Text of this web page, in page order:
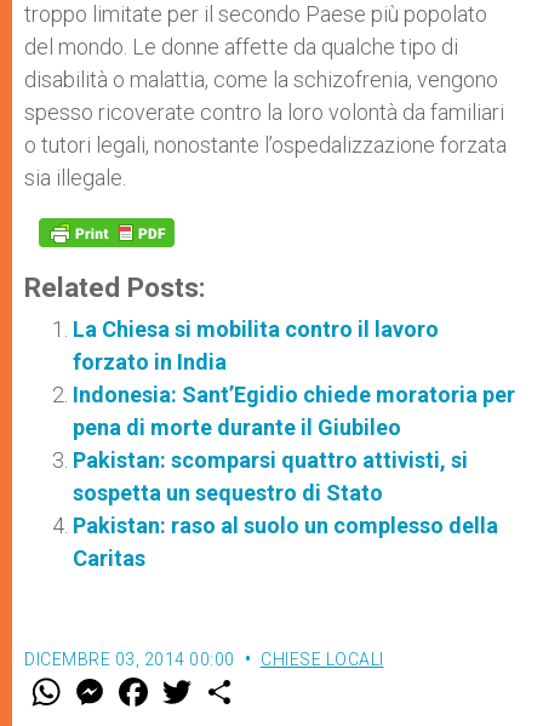
troppo limitate per il secondo Paese più popolato
del mondo. Le donne affette da qualche tipo di
disabilità o malattia, come la schizofrenia, vengono
spesso ricoverate contro la loro volontà da familiari
o tutori legali, nonostante l’ospedalizzazione forzata
sia illegale.
Related Posts:
La Chiesa si mobilita contro il lavoro
forzato in India
Indonesia: Sant’Egidio chiede moratoria per
pena di morte durante il Giubileo
Pakistan: scomparsi quattro attivisti, si
sospetta un sequestro di Stato
Pakistan: raso al suolo un complesso della
Caritas
DICEMBRE 03, 2014 00:00 CHIESE LOCALI
W M
e
F
a w